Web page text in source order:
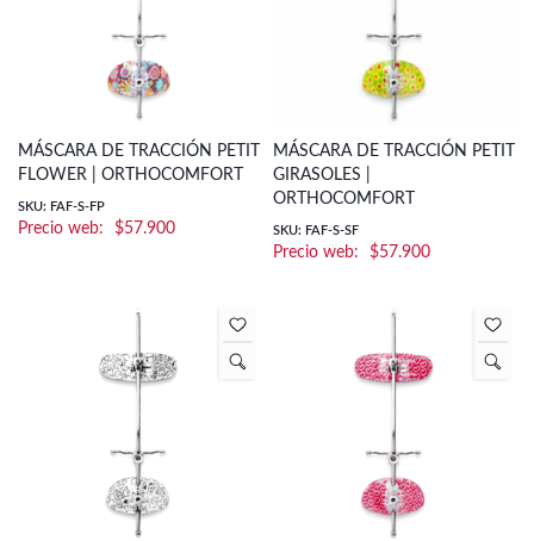
MÁSCARA DE TRACCIÓN PETIT
FLOWER | ORTHOCOMFORT
SKU: FAF-S-FP
$57.900
MÁSCARA DE TRACCIÓN PETIT
GIRASOLES |
ORTHOCOMFORT
SKU: FAF-S-SF
$57.900